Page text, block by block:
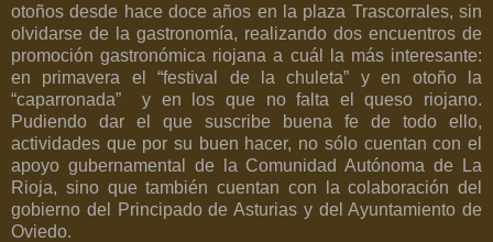
otoños desde hace doce años en la plaza Trascorrales, sin
olvidarse de la gastronomía, realizando dos encuentros de
promoción gastronómica riojana a cuál la más interesante:
en primavera el “festival de la chuleta” y en otoño la
“caparronada”
y en los que no falta el queso riojano.
Pudiendo dar el que suscribe buena fe de todo ello,
actividades que por su buen hacer, no sólo cuentan con el
apoyo gubernamental de la Comunidad Autónoma de La
Rioja, sino que también cuentan con la colaboración del
gobierno del Principado de Asturias y del Ayuntamiento de
Oviedo.